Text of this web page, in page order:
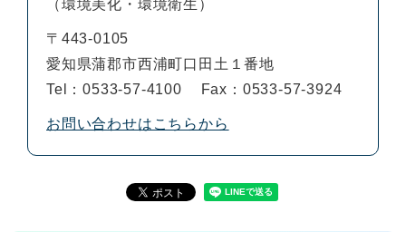
環境美化・環境衛生
〒443-0105
愛知県蒲郡市西浦町口田土１番地
Tel：0533-57-4100
Fax：0533-57-3924
お問い合わせはこちらから